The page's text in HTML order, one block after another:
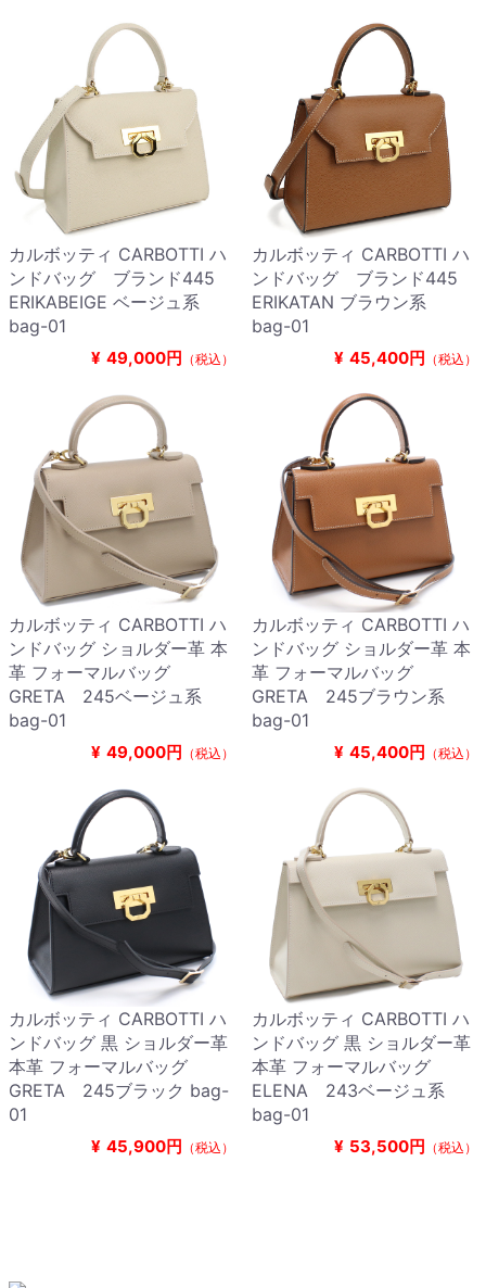
カルボッティ CARBOTTI ハ
ンドバッグ ブランド445
ERIKABEIGE ベージュ系
bag-01
¥ 49,000円 （税込）
カルボッティ CARBOTTI ハ
ンドバッグ ブランド445
ERIKATAN ブラウン系
bag-01
¥ 45,400円 （税込）
カルボッティ CARBOTTI ハ
ンドバッグ ショルダー革 本
革 フォーマルバッグ
GRETA 245ベージュ系
bag-01
¥ 49,000円 （税込）
カルボッティ CARBOTTI ハ
ンドバッグ ショルダー革 本
革 フォーマルバッグ
GRETA 245ブラウン系
bag-01
¥ 45,400円 （税込）
カルボッティ CARBOTTI ハ
ンドバッグ 黒 ショルダー革
本革 フォーマルバッグ
GRETA 245ブラック bag-
01
¥ 45,900円 （税込）
カルボッティ CARBOTTI ハ
ンドバッグ 黒 ショルダー革
本革 フォーマルバッグ
ELENA 243ベージュ系
bag-01
¥ 53,500円 （税込）